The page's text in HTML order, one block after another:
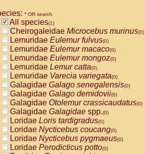
CebidaeCebus capucinus
CebidaeCebus nigrivittatus
CebidaeCebus spp.(0)
CebidaeSaimiri boliviensis(0)
CebidaeSaimiri sciureus(0)
AtelidaeAlouatta caraya(0)
AtelidaeAlouatta fusca(0)
AtelidaeAlouatta seniculus(0)
AtelidaeAlouattaspp.(0)
AtelidaeAteles belzebuth(0)
AtelidaeAteles geoffroyi(0)
AtelidaeAteles paniscus(0)
AtelidaeAtelesspp.(0)
AtelidaeLagothrix lagothricha(0)
AtelidaeLagothrix lagothricha cana
PitheciidaeCacajao calvus
* OR search
All species(1)
Cheirogaleidae Microcebus murinus(0)
Lemuridae Eulemur fulvus(0)
Lemuridae Eulemur macaco(0)
Lemuridae Eulemur mongoz(0)
Lemuridae Lemur catta(0)
Lemuridae Varecia variegata(0)
Galagidae Galago senegalensis(0)
Galagidae Galago demidovii(0)
Galagidae Otolemur crassicaudatus(0)
Galagidae Galagidae spp.(0)
Loridae Loris tardigradus(0)
Loridae Nycticebus coucang(0)
Loridae Nycticebus pygmaeus(0)
Loridae Perodicticus potto(0)